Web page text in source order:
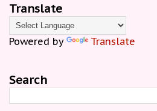
Translate
Powered by Translate
Search